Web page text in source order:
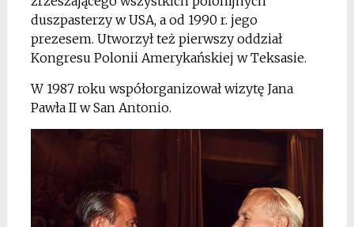
duszpasterzy w USA, a od 1990 r. jego
prezesem. Utworzył też pierwszy oddział
Kongresu Polonii Amerykańskiej w Teksasie.
W 1987 roku współorganizował wizytę Jana
Pawła II w San Antonio.